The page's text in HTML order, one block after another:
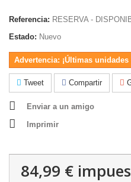
Referencia: RESERVA -
Estado: Nuevo
Advertencia: ¡Últimas unidades
Tweet Compartir
Enviar a un amigo
Imprimir
84,99 €